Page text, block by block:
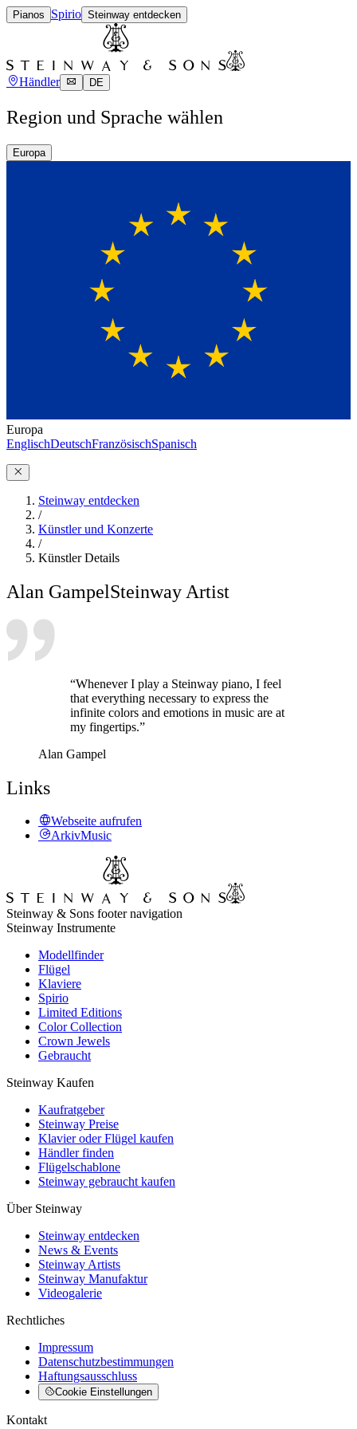
Pianos Spirio Steinway entdecken
Händler DE
Region und Sprache wählen
Europa
Europa
EnglischDeutschFranzösischSpanisch
Steinway entdecken
/
Künstler und Konzerte
/
Künstler Details
Alan GampelSteinway Artist
“Whenever I play a Steinway piano, I feel
that everything necessary to express the
infinite colors and emotions in music are at
my fingertips.”
Alan Gampel
Links
Webseite aufrufen
ArkivMusic
Steinway & Sons footer navigation
Steinway Instrumente
Modellfinder
Flügel
Klaviere
Spirio
Limited Editions
Color Collection
Crown Jewels
Gebraucht
Steinway Kaufen
Kaufratgeber
Steinway Preise
Klavier oder Flügel kaufen
Händler finden
Flügelschablone
Steinway gebraucht kaufen
Über Steinway
Steinway entdecken
News & Events
Steinway Artists
Steinway Manufaktur
Videogalerie
Rechtliches
Impressum
Datenschutzbestimmungen
Haftungsausschluss
Cookie Einstellungen
Kontakt